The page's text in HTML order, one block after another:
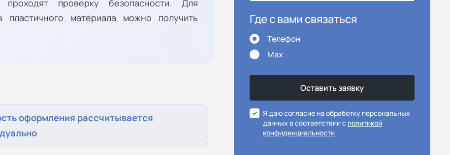
проверку безопасности. Для
пластичного материала можно получить
оформления рассчитывается
Где с вами связаться
Телефон
Max
Я даю согласие на обработку персональных
данных в соответствии с политикой
конфиденциальности